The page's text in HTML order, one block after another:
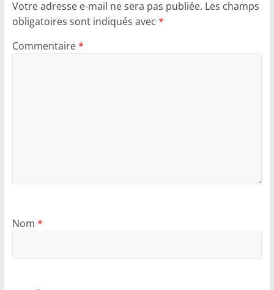
Votre adresse e-mail ne sera pas publiée. Les champs
obligatoires sont indiqués avec *
Commentaire*
Nom *